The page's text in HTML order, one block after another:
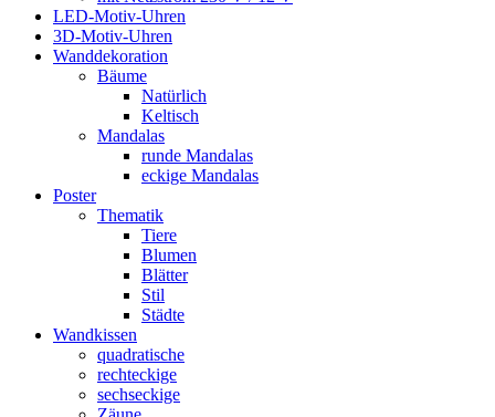
LED-Motiv-Uhren
3D-Motiv-Uhren
Wanddekoration
Bäume
Natürlich
Keltisch
Mandalas
runde Mandalas
eckige Mandalas
Poster
Thematik
Tiere
Blumen
Blätter
Stil
Städte
Wandkissen
quadratische
rechteckige
sechseckige